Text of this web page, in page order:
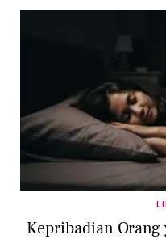
Kepribadian Orang